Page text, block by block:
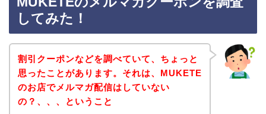
してみた！
割引クーポンなどを調べていて、ちょっと
思ったことがあります。それは、MUKETE
のお店でメルマガ配信はしていない
の？、、、ということ